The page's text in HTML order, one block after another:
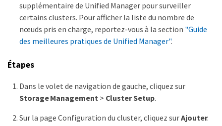
supplémentaire de Unified Manager pour surveiller
certains clusters. Pour afficher la liste du nombre de
nœuds pris en charge, reportez-vous à la section "Guide
des meilleures pratiques de Unified Manager".
Étapes
Dans le volet de navigation de gauche, cliquez sur
Storage Management > Cluster Setup.
Sur la page Configuration du cluster, cliquez surAjouter.